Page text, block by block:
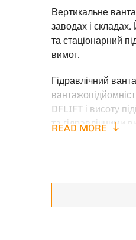
Вертикальне
заводах і
та стаціонарний
вимог.
Гідравлічний
DFLIFT і висоту
та гідравлічними
підйомного
READ MORE